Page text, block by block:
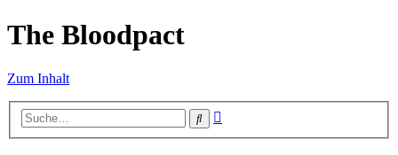
The Bloodpact
Zum Inhalt
Suche